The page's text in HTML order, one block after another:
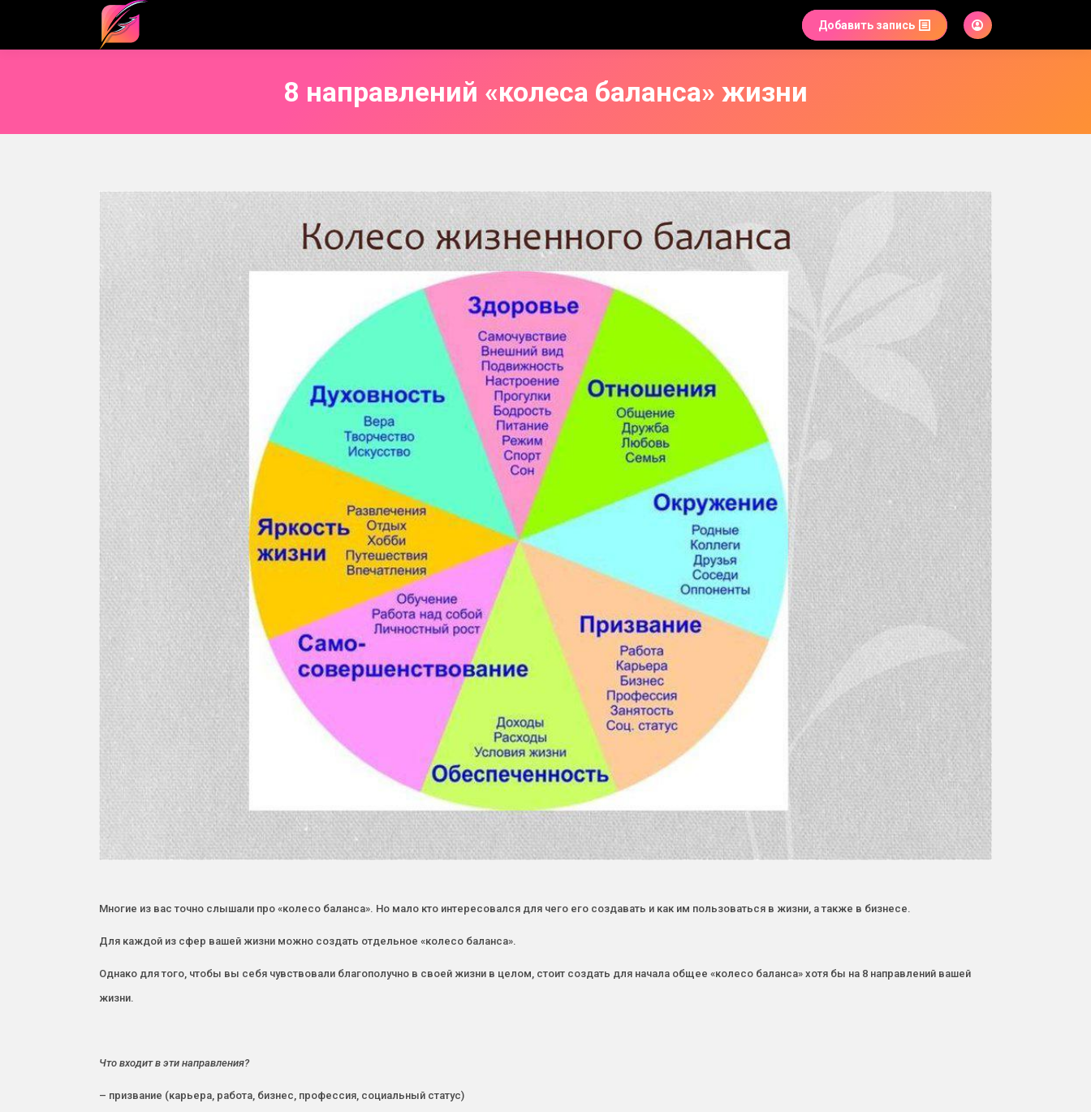
Добавить запись
8 направлений «колеса баланса» жизни
Многие из вас точно слышали про «колесо баланса». Но мало кто интересовался для чего его создавать и как им пользоваться в жизни, а также в бизнесе.
Для каждой из сфер вашей жизни можно создать отдельное «колесо баланса».
Однако для того, чтобы вы себя чувствовали благополучно в своей жизни в целом, стоит создать для начала общее «колесо баланса» хотя бы на 8 направлений вашей
жизни.
Что входит в эти направления?
– призвание (карьера, работа, бизнес, профессия, социальный статус)